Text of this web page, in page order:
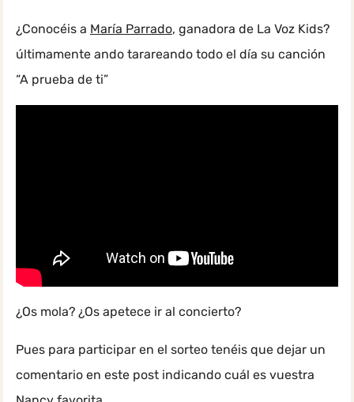
¿Conocéis a María Parrado, ganadora de La Voz Kids?
últimamente ando tarareando todo el día su canción
“A prueba de ti”
¿Os mola? ¿Os apetece ir al concierto?
Pues para participar en el sorteo tenéis que dejar un
comentario en este post indicando cuál es vuestra